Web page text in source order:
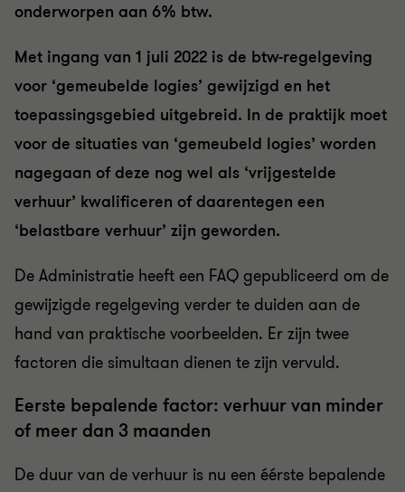
onderworpen aan 6% btw.
Met ingang van 1 juli 2022 is de btw-regelgeving
voor ‘gemeubelde logies’ gewijzigd en het
toepassingsgebied uitgebreid. In de praktijk moet
voor de situaties van ‘gemeubeld logies’ worden
nagegaan of deze nog wel als ‘vrijgestelde
verhuur’ kwalificeren of daarentegen een
‘belastbare verhuur’ zijn geworden.
De Administratie heeft een FAQ gepubliceerd om de
gewijzigde regelgeving verder te duiden aan de
hand van praktische voorbeelden. Er zijn twee
factoren die simultaan dienen te zijn vervuld.
Eerste bepalende factor: verhuur van minder
of meer dan 3 maanden
De duur van de verhuur is nu een éérste bepalende